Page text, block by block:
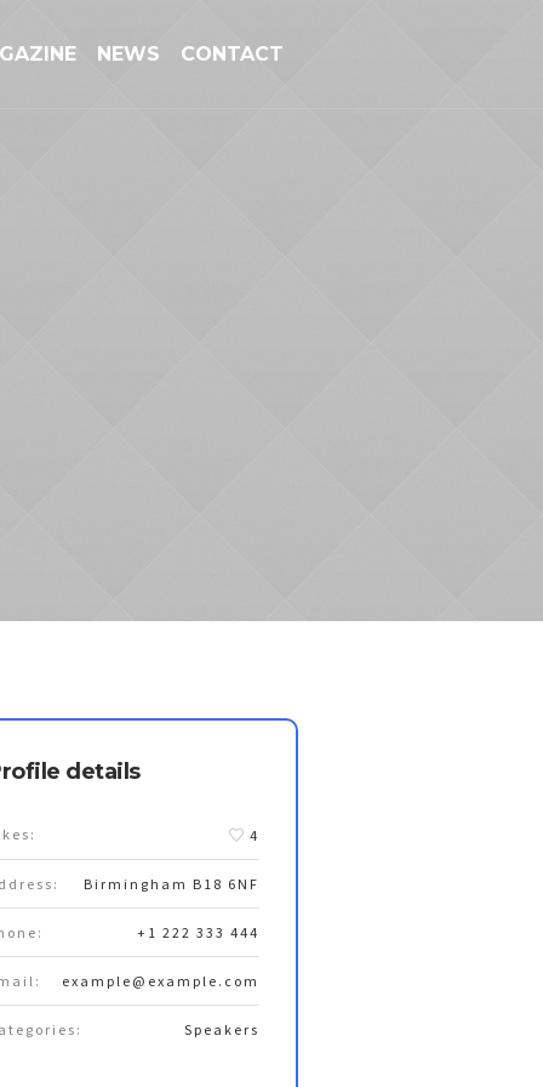
NEWS CONTACT
details
4
Birmingham B18 6NF
+1 222 333 444
example@example.com
Speakers